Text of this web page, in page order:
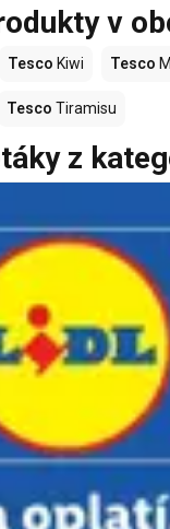
v
Tesco Kiwi Tesco
Tesco Tiramisu
z